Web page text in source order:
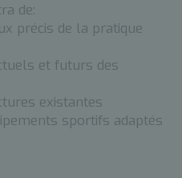
de:
précis de la pratique
et futurs des
existantes
sportifs adaptés